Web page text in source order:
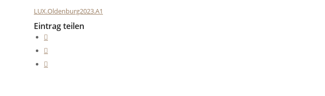
LUX.Oldenburg2023.A1
Eintrag teilen